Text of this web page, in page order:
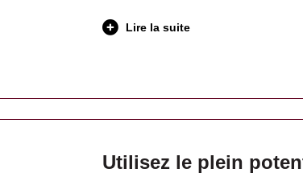
Lire la suite
Utilisez le plein